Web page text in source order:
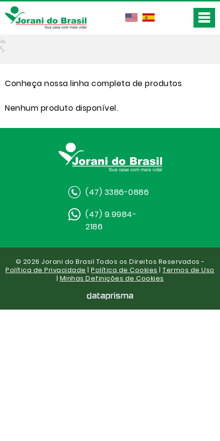
Conheça nossa linha completa de produtos
Nenhum produto disponível.
(47) 3386-0886
(47) 9.9984-
2186
© 2026 Jorani do Brasil Todos os Direitos Reservados -
Política de Privacidade |Política de Cookies |Termos de Uso
| Minhas Definições de Cookies